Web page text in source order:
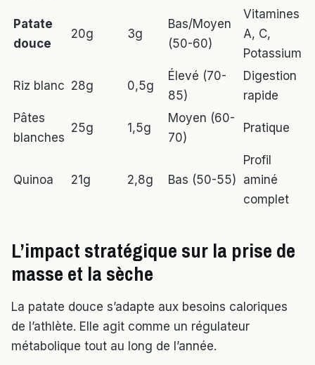
Patate
douce
20g 3g
Bas/Moyen
(50-60)
Vitamines
A, C,
Potassium
Riz blanc 28g 0,5g
Élevé (70-
85)
Digestion
rapide
Pâtes
blanches
25g 1,5g
Moyen (60-
70)
Pratique
Quinoa 21g 2,8g Bas (50-55)
Profil
aminé
complet
L’impact stratégique sur la prise de
masse et la sèche
La patate douce s’adapte aux besoins caloriques
de l’athlète. Elle agit comme un régulateur
métabolique tout au long de l’année.